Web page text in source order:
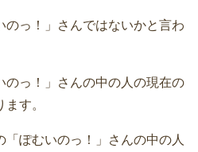
のっ！」さんではないかと言わ
のっ！」さんの中の人の現在の
す。
ぽむいのっ！」さんの中の人